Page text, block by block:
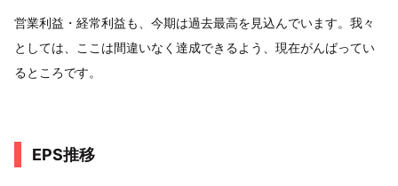
営業利益・経常利益も、今期は過去最高を見込んでいます。我々
としては、ここは間違いなく達成できるよう、現在がんばってい
るところです。
EPS推移